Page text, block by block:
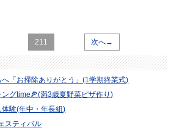
211 次へ→
「お掃除ありがとう」(1学期終業式)
グtime🍕(満3歳夏野菜ピザ作り)
験(年中・年長組)
スティバル